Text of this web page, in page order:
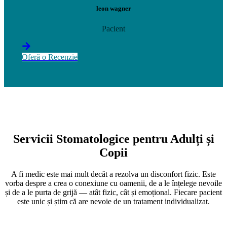
leon wagner
Pacient
Oferă o Recenzie
Servicii Stomatologice pentru Adulți și
Copii
A fi medic este mai mult decât a rezolva un disconfort fizic. Este
vorba despre a crea o conexiune cu oamenii, de a le înțelege nevoile
și de a le purta de grijă — atât fizic, cât și emoțional. Fiecare pacient
este unic și știm că are nevoie de un tratament individualizat.